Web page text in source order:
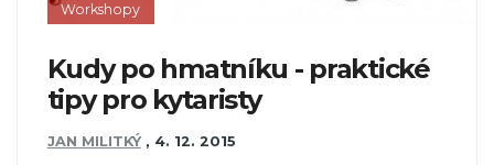
Workshopy
Kudy po hmatníku - praktické
tipy pro kytaristy
JAN MILITKÝ , 4. 12. 2015